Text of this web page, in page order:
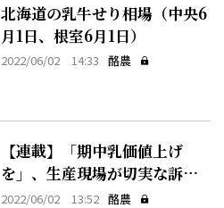
北海道の乳牛せり相場（中央6
月1日、根室6月1日）
2022/06/02 14:33 酪農
【連載】「期中乳価値上げ
を」、生産現場が切実な訴え
①
2022/06/02 13:52 酪農